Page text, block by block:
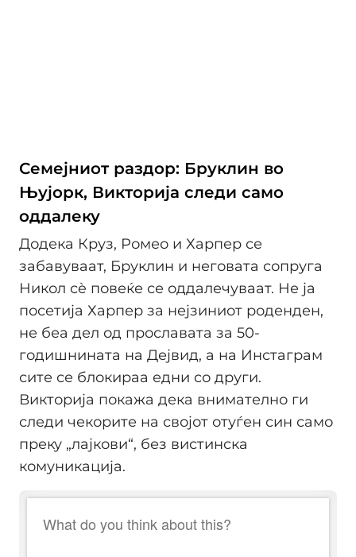
Семејниот раздор: Бруклин во
Њујорк, Викторија следи само
оддалеку
Додека Круз, Ромео и Харпер се
забавуваат, Бруклин и неговата сопруга
Никол сè повеќе се оддалечуваат. Не ја
посетија Харпер за нејзиниот роденден,
не беа дел од прославата за 50-
годишнината на Дејвид, а на Инстаграм
сите се блокираа едни со други.
Викторија покажа дека внимателно ги
следи чекорите на својот отуѓен син само
преку „лајкови“, без вистинска
комуникација.